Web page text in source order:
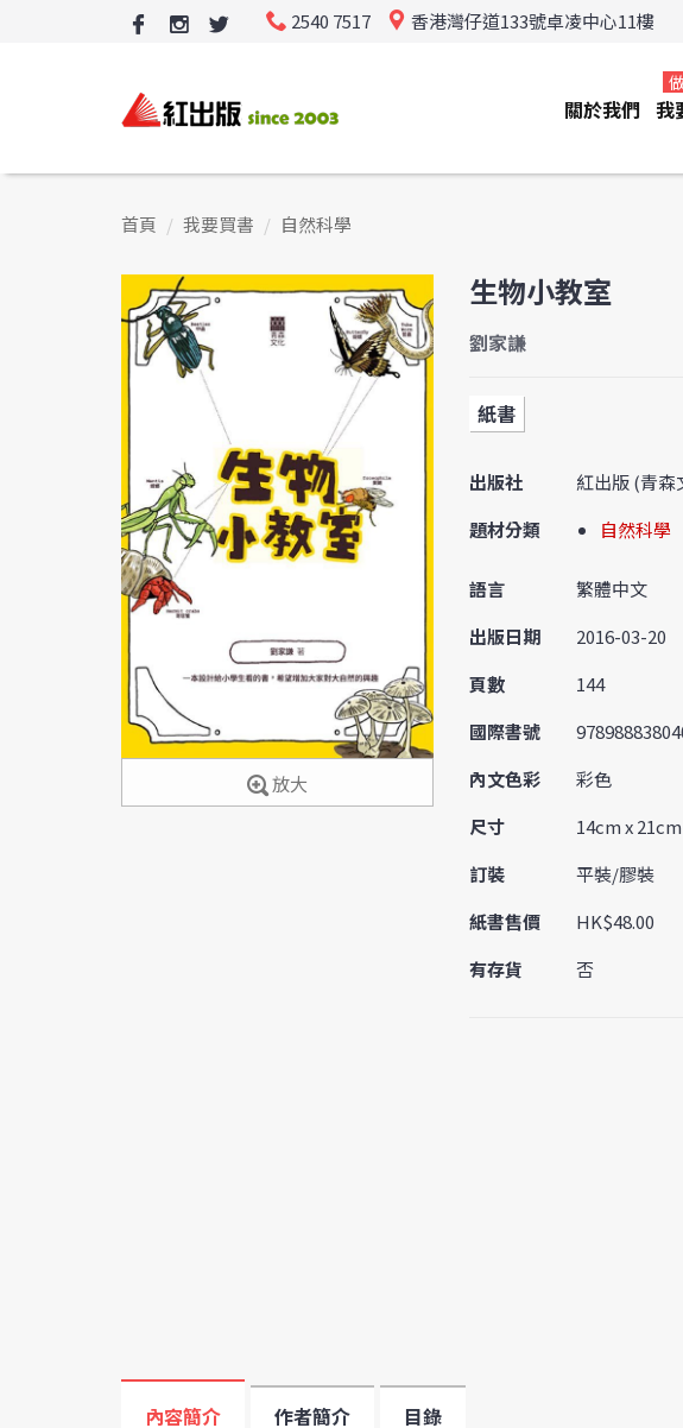
2540 7517 香港灣仔道133號卓凌中心11樓
關於我們 我
首頁 我要買書 自然科學
放大
生物小教室
劉家謙
紙書
出版社
紅出版 (青森
題材分類
自然科學
語言
繁體中文
出版日期
2016-03-20
頁數
144
國際書號
內文色彩
彩色
尺寸
14cm x 21cm
訂裝
平裝/膠裝
紙書售價
HK$48.00
有存貨
否
內容簡介 作者簡介 目錄